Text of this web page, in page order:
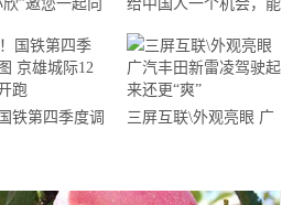
”邀您一起向
名勇赴湖北支
医务天使们致
、加油……
给中国人一个机会，能
将全世界的人变成餐桌
上的足控（菲李漫画）
铁第四季度调
三屏互联\外观亮眼 广